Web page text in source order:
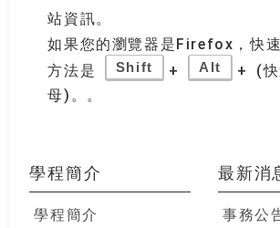
站資訊。
如果您的瀏覽器是Firefox，快
方法是
Shift + Alt
+ (快
母)。。
學程簡介
學程簡介
最新消
事務公